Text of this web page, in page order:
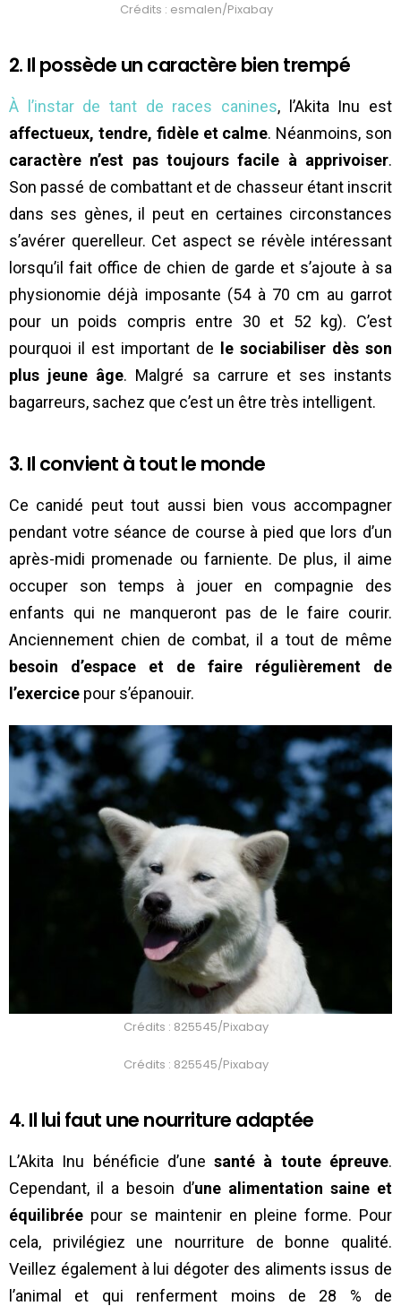
Crédits : esmalen/Pixabay
2. Il possède un caractère bien trempé
À l’instar de tant de races canines, l’Akita Inu est
affectueux, tendre, fidèle et calme. Néanmoins, son
caractère n’est pas toujours facile à apprivoiser.
Son passé de combattant et de chasseur étant inscrit
dans ses gènes, il peut en certaines circonstances
s’avérer querelleur. Cet aspect se révèle intéressant
lorsqu’il fait office de chien de garde et s’ajoute à sa
physionomie déjà imposante (54 à 70 cm au garrot
pour un poids compris entre 30 et 52 kg). C’est
pourquoi il est important de
le sociabiliser dès son
plus jeune âge. Malgré sa carrure et ses instants
bagarreurs, sachez que c’est un être très intelligent.
3. Il convient à tout le monde
Ce canidé peut tout aussi bien vous accompagner
pendant votre séance de course à pied que lors d’un
après-midi promenade ou farniente. De plus, il aime
occuper son temps à jouer en compagnie des
enfants qui ne manqueront pas de le faire courir.
Anciennement chien de combat, il a tout de même
besoin d’espace et de faire régulièrement de
l’exercice pour s’épanouir.
Crédits : 825545/Pixabay
Crédits : 825545/Pixabay
4. Il lui faut une nourriture adaptée
L’Akita Inu bénéficie d’unesanté à toute épreuve.
Cependant, il a besoin d’une alimentation saine et
équilibrée pour se maintenir en pleine forme. Pour
cela, privilégiez une nourriture de bonne qualité.
Veillez également à lui dégoter des aliments issus de
l’animal et qui renferment moins de 28 % de